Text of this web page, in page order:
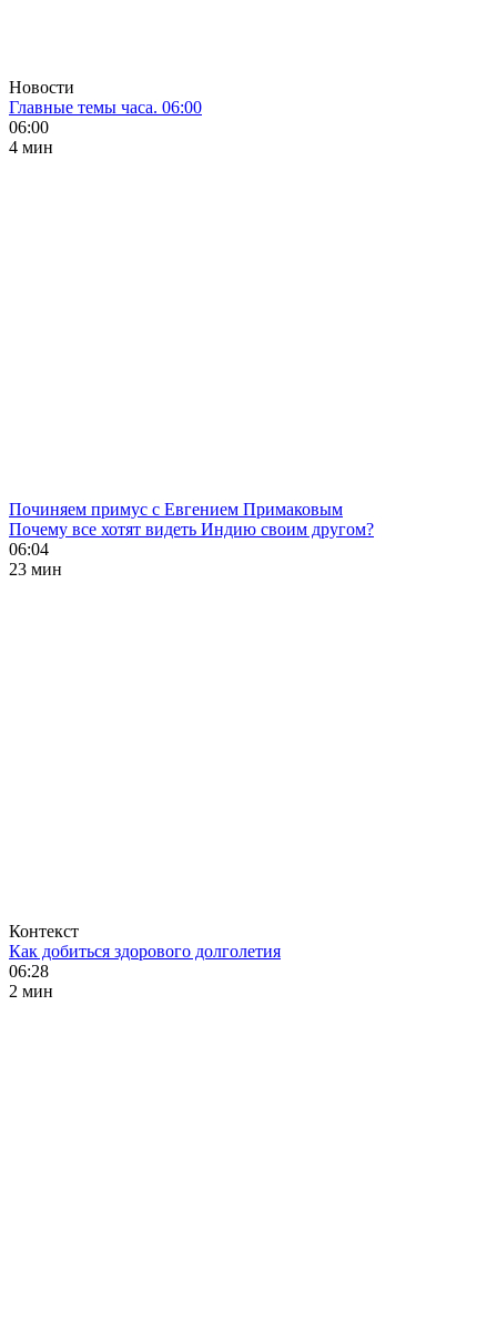
Новости
Главные темы часа. 06:00
06:00
4 мин
Починяем примус с Евгением Примаковым
Почему все хотят видеть Индию своим другом?
06:04
23 мин
Контекст
Как добиться здорового долголетия
06:28
2 мин